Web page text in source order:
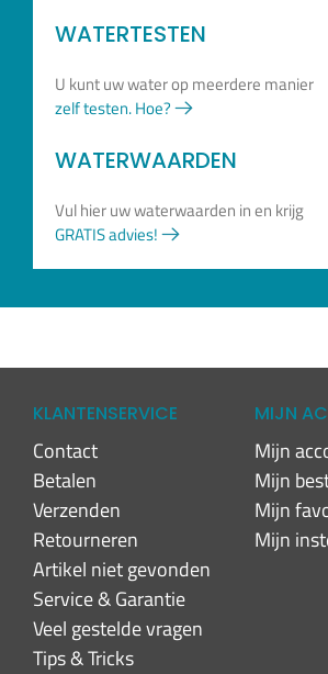
WATERTESTEN
U kunt uw water op meerdere manier
zelf testen. Hoe?
WATERWAARDEN
Vul hier uw waterwaarden in en krijg
GRATIS advies!
KLANTENSERVICE
Contact
Betalen
Verzenden
Retourneren
Artikel niet gevonden
Service & Garantie
Veel gestelde vragen
Tips & Tricks
MIJN
Mijn
Mijn
Mijn
Mijn